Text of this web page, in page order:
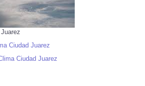
Ciudad Juarez
Ciudad Juarez